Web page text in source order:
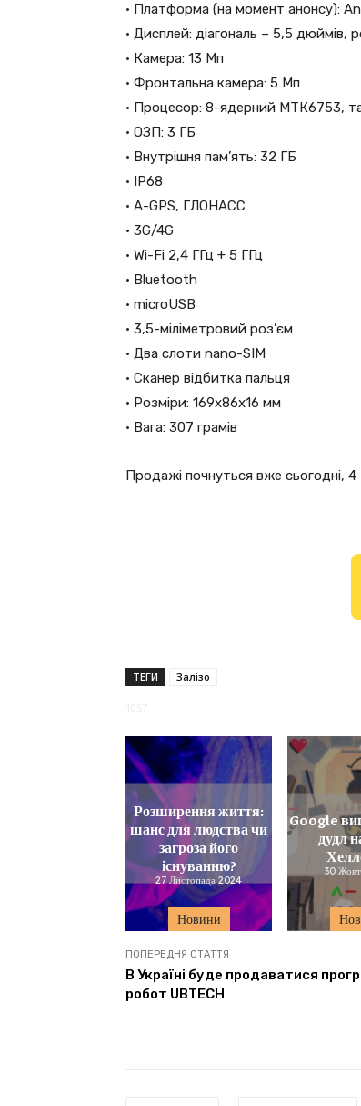
• Платформа (на момент анонсу):
• Дисплей: діагональ – 5,5 дюймів,
• Камера: 13 Мп
• Фронтальна камера: 5 Мп
• Процесор: 8-ядерний МТК6753,
• ОЗП: 3 ГБ
• Внутрішня пам’ять: 32 ГБ
• IP68
• A-GPS, ГЛОНАСС
• 3G/4G
• Wi-Fi 2,4 ГГц + 5 ГГц
• Bluetooth
• microUSB
• 3,5-міліметровий роз’єм
• Два слоти nano-SIM
• Сканер відбитка пальця
• Розміри: 169х86х16 мм
• Вага: 307 грамів
Продажі почнуться вже сьогодні,
ТЕГИ Залізо
Новини
Розширення життя:
шанс для людства чи
загроза його
існуванню?
27 Листопада 2024
Google
дудл
30
ПОПЕРЕДНЯ СТАТТЯ
В Україні буде продаватися
робот UBTECH